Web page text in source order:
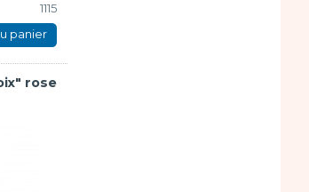
1115
panier
rose